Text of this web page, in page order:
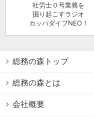
社労士０号業務を
掘り起こすラジオ
カッパダイブNEO！
総務の森トップ
総務の森とは
会社概要